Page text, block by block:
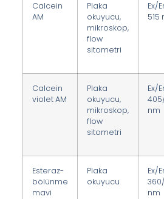
Calcein
AM
Plaka
okuyucu,
mikroskop,
flow
sitometri
Ex/
515
Calcein
violet AM
Plaka
okuyucu,
mikroskop,
flow
sitometri
Ex/
nm
Esteraz-
bölünme
mavi
Plaka
okuyucu
Ex/
nm